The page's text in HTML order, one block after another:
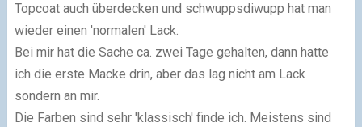
Topcoat auch überdecken und schwuppsdiwupp hat man
wieder einen 'normalen' Lack.
Bei mir hat die Sache ca. zwei Tage gehalten, dann hatte
ich die erste Macke drin, aber das lag nicht am Lack
sondern an mir.
Die Farben sind sehr 'klassisch' finde ich. Meistens sind